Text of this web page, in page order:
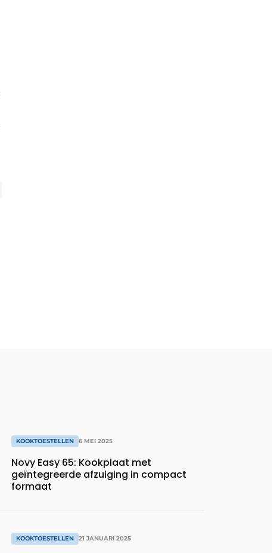
KOOKTOESTELLEN 6 MEI 2025
Novy Easy 65: Kookplaat met
geïntegreerde afzuiging in compact
formaat
KOOKTOESTELLEN 21 JANUARI 2025